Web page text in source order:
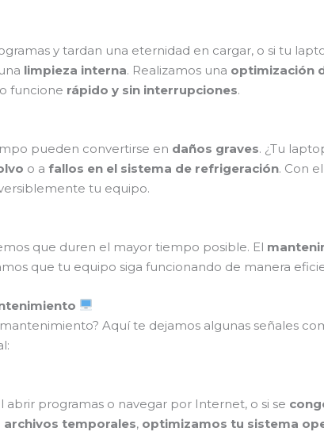
y tardan una eternidad en cargar, o si tu
limpieza interna. Realizamos una optimización
funcione rápido y sin interrupciones.
pueden convertirse en daños graves. ¿Tu
o a fallos en el sistema de refrigeración. Con el
tu equipo.
que duren el mayor tiempo posible. El
que tu equipo siga funcionando de manera
Aquí te dejamos algunas señales
abrir programas o navegar por Internet, o si se
archivos temporales, optimizamos tu sistema